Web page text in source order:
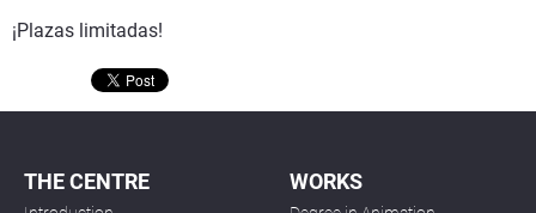
¡Plazas limitadas!
THE CENTRE WORKS